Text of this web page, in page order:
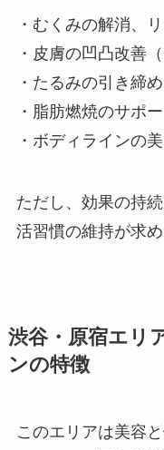
・むくみの解消、
・皮膚の凹凸改善
・たるみの引き締め
・脂肪燃焼のサポー
・ボディラインの
ただし、効果の持
活習慣の維持が求め
渋谷・原宿エリ
ンの特徴
このエリアは美容